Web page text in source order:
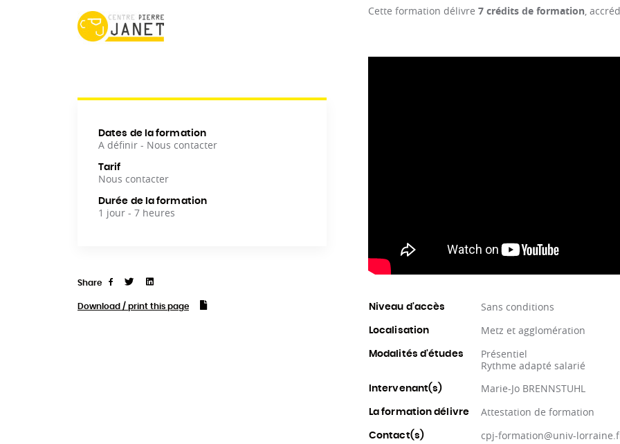
Dates de la formation
A définir - Nous contacter
Tarif
Nous contacter
Durée de la formation
1 jour - 7 heures
Share Share TweetLinkedin
Download / print this page
Cette formation délivre 7 crédits de formation,
Niveau d'accès Sans conditions
Localisation Metz et agglomération
Modalités d'études
Présentiel
Rythme adapté salarié
Intervenant(s) Marie-Jo BRENNSTUHL
La formation délivre Attestation de formation
Contact(s) cpj-formation@univ-